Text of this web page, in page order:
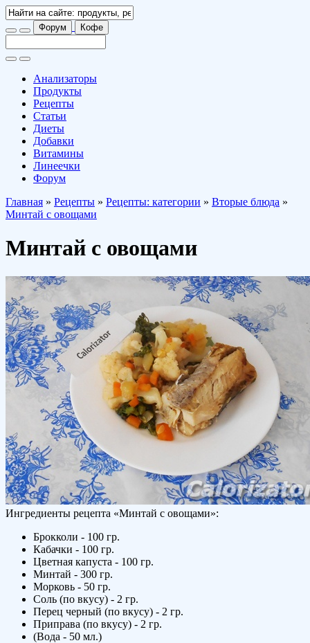
Форум Кофе
Анализаторы
Продукты
Рецепты
Статьи
Диеты
Добавки
Витамины
Линеечки
Форум
Главная » Рецепты » Рецепты: категории » Вторые блюда »
Минтай с овощами
Минтай с овощами
Ингредиенты рецепта «Минтай с овощами»:
Брокколи - 100 гр.
Кабачки - 100 гр.
Цветная капуста - 100 гр.
Минтай - 300 гр.
Морковь - 50 гр.
Соль (по вкусу) - 2 гр.
Перец черный (по вкусу) - 2 гр.
Приправа (по вкусу) - 2 гр.
(Вода - 50 мл.)